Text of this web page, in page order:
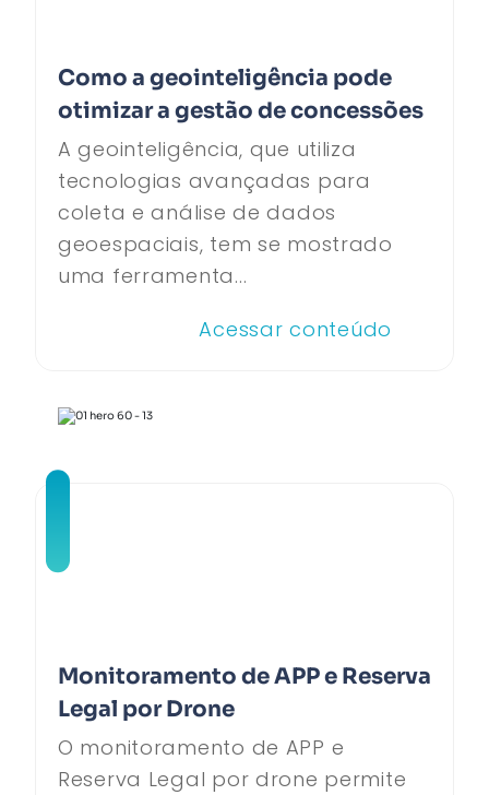
Como a geointeligência pode
otimizar a gestão de concessões
A geointeligência, que utiliza
tecnologias avançadas para
coleta e análise de dados
geoespaciais, tem se mostrado
uma ferramenta...
Acessar conteúdo
Monitoramento de APP e Reserva
Legal por Drone
O monitoramento de APP e
Reserva Legal por drone permite